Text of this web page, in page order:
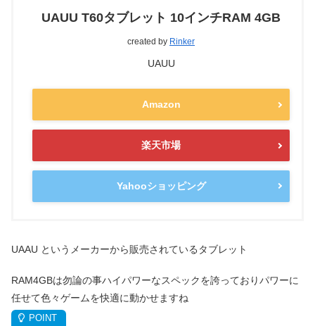
UAUU T60タブレット 10インチRAM 4GB
created by Rinker
UAUU
Amazon
楽天市場
Yahooショッピング
UAAU というメーカーから販売されているタブレット
RAM4GBは勿論の事ハイパワーなスペックを誇っておりパワーに
任せて色々ゲームを快適に動かせますね